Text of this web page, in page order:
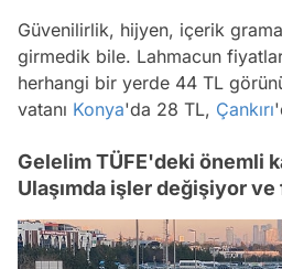
Güvenilirlik, hijyen, içerik
girmedik bile. Lahmacun
herhangi bir yerde 44 TL
vatanı Konya'da 28 TL, Çankırı
Gelelim TÜFE'deki önemli
Ulaşımda işler değişiyor ve